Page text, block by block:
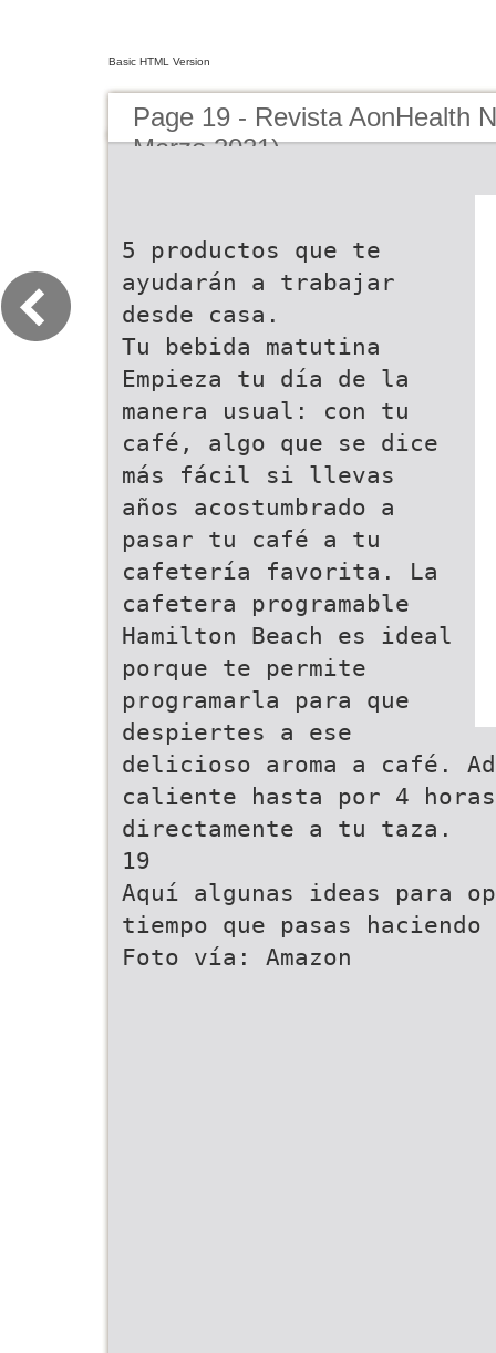
Basic HTML Version
Page 19 - Revista AonHealth
Marzo 2021)
5 productos que te
ayudarán a trabajar
desde casa.
Tu bebida matutina
Empieza tu día de la
manera usual: con tu
café, algo que se dice
más fácil si llevas
años acostumbrado a
pasar tu café a tu
cafetería favorita. La
cafetera programable
Hamilton Beach es ideal
porque te permite
programarla para que
despiertes a ese
delicioso aroma a café.
caliente hasta por 4
directamente a tu taza.
19
Aquí algunas ideas para
tiempo que pasas
Foto vía: Amazon